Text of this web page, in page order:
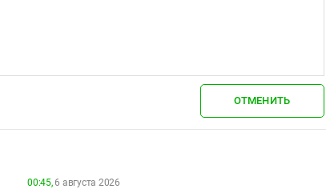
ОТМЕНИТЬ
00:45,6 августа 2026